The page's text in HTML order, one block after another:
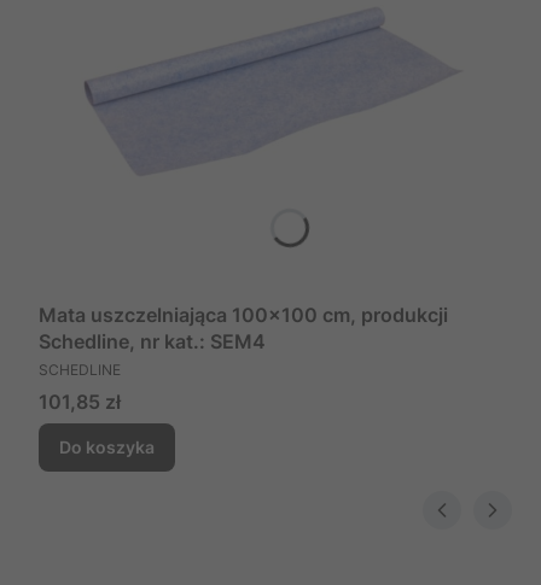
Mata uszczelniająca 100x100 cm, produkcji
Schedline, nr kat.: SEM4
PRODUCENT
SCHEDLINE
Cena
101,85 zł
Do koszyka